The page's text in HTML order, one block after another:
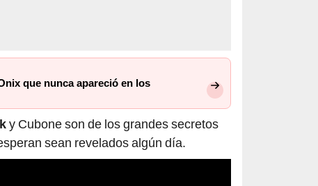
que nunca apareció en los
y Cubone son de los grandes secretos
sean revelados algún día.